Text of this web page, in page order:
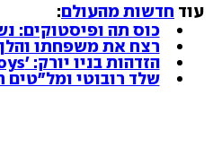
עוד חדשות מהעולם:
כוס תה ופיסטוקים:
רצח את משפחתו
הזדהות בניו יורק: 'Bring Back Our Boys'
שלד רובוטי